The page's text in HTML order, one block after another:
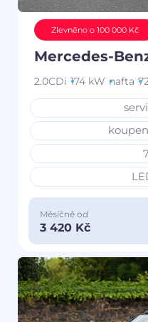
Zlevněno o 100 000 Kč
Mercedes-
2.0CDi 174 kW nafta
Měsíčně od
3 420 Kč